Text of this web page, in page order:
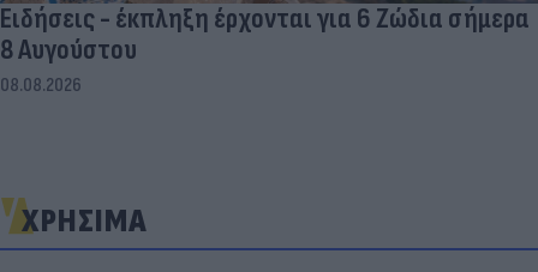
Ειδήσεις - έκπληξη έρχονται για 6 Ζώδια σήμερα
8 Αυγούστου
08.08.2026
ΧΡΗΣΙΜΑ